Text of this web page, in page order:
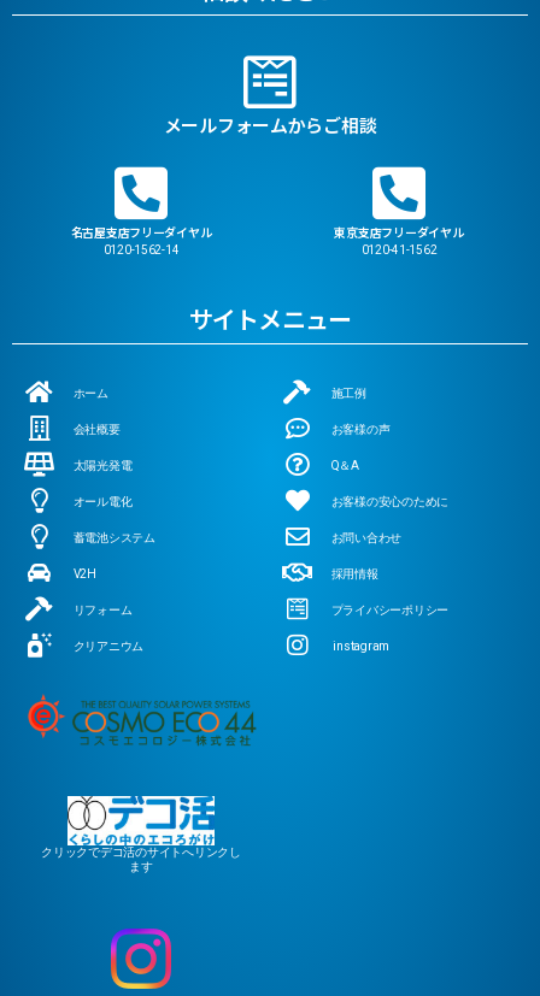
メールフォームからご相談
名古屋支店フリーダイヤル
0120-1562-14
東京支店フリーダイヤル
0120-41-1562
サイトメニュー
ホーム
会社概要
太陽光発電
オール電化
蓄電池システム
V2H
リフォーム
クリアニウム
施工例
お客様の声
Q＆A
お客様の安心のために
お問い合わせ
採用情報
プライバシーポリシー
instagram
クリックでデコ活のサイトへリンクし
ます